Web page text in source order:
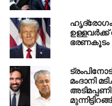
RELATED TOPICS:
UP NEXT
പി.ജയരാജനെതിരെ
വി.മുരളീധരനും ബിജെപി
DON'T MISS
ഇനി പ്രശ്‌ന
യുദ്ധ സൂചനയുമായി
ഉള്ളവര്‍ക്ക്
ഭരണകൂടം
മംദാനി